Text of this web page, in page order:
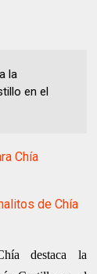
la
en el
Chía
de Chía
destaca la